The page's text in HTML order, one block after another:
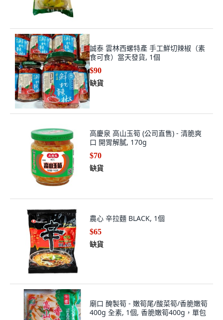
誠泰 雲林西螺特產 手工鮮切辣椒（素
食可食）當天發貨, 1個
$90
缺貨
高慶泉 高山玉筍 (公司直售) - 清脆爽
口 開胃解膩, 170g
$70
缺貨
農心 辛拉麵 BLACK, 1個
$65
缺貨
廟口 醃製筍 - 嫩筍尾/酸菜筍/香脆嫩筍
400g 全素, 1個, 香脆嫩筍400g，單包